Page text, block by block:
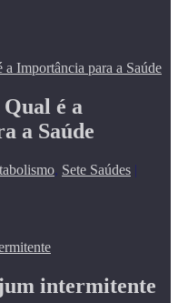
é a
a Saúde
, Sete Saúdes |
intermitente